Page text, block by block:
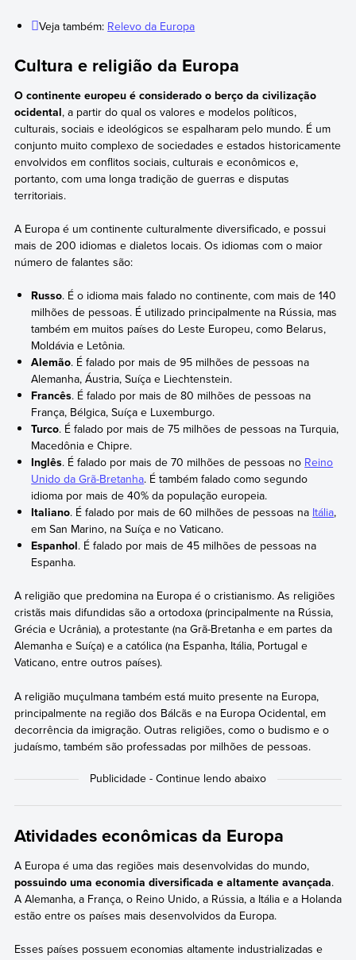
Veja também: Relevo da Europa
Cultura e religião da Europa
O continente europeu é considerado o berço da civilização
ocidental, a partir do qual os valores e modelos políticos,
culturais, sociais e ideológicos se espalharam pelo mundo. É um
conjunto muito complexo de sociedades e estados historicamente
envolvidos em conflitos sociais, culturais e econômicos e,
portanto, com uma longa tradição de guerras e disputas
territoriais.
A Europa é um continente culturalmente diversificado, e possui
mais de 200 idiomas e dialetos locais. Os idiomas com o maior
número de falantes são:
Russo. É o idioma mais falado no continente, com mais de 140
milhões de pessoas. É utilizado principalmente na Rússia, mas
também em muitos países do Leste Europeu, como Belarus,
Moldávia e Letônia.
Alemão. É falado por mais de 95 milhões de pessoas na
Alemanha, Áustria, Suíça e Liechtenstein.
Francês. É falado por mais de 80 milhões de pessoas na
França, Bélgica, Suíça e Luxemburgo.
Turco. É falado por mais de 75 milhões de pessoas na Turquia,
Macedônia e Chipre.
Inglês. É falado por mais de 70 milhões de pessoas no Reino
Unido da Grã-Bretanha. É também falado como segundo
idioma por mais de 40% da população europeia.
Italiano. É falado por mais de 60 milhões de pessoas na Itália,
em San Marino, na Suíça e no Vaticano.
Espanhol. É falado por mais de 45 milhões de pessoas na
Espanha.
A religião que predomina na Europa é o cristianismo. As religiões
cristãs mais difundidas são a ortodoxa (principalmente na Rússia,
Grécia e Ucrânia), a protestante (na Grã-Bretanha e em partes da
Alemanha e Suíça) e a católica (na Espanha, Itália, Portugal e
Vaticano, entre outros países).
A religião muçulmana também está muito presente na Europa,
principalmente na região dos Bálcãs e na Europa Ocidental, em
decorrência da imigração. Outras religiões, como o budismo e o
judaísmo, também são professadas por milhões de pessoas.
Atividades econômicas da Europa
A Europa é uma das regiões mais desenvolvidas do mundo,
possuindo uma economia diversificada e altamente avançada.
A Alemanha, a França, o Reino Unido, a Rússia, a Itália e a Holanda
estão entre os países mais desenvolvidos da Europa.
Esses países possuem economias altamente industrializadas e